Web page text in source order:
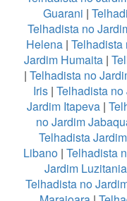
Guarani |
Telhadista no
Helena | Telhadista
Jardim Humaita|
| Telhadista no
Iris| Telhadista
Jardim Itapeva|
no Jardim
Telhadista
Libano | Telhadista
Jardim Luzitania
Telhadista no